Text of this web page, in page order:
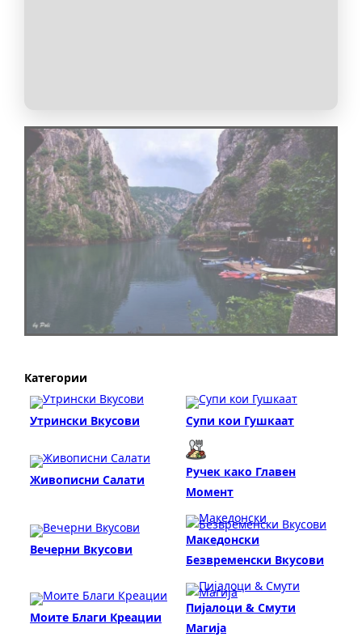
Категории
Утрински Вкусови Супи кои Гушкаат
Живописни Салати
Ручек како Главен
Момент
Вечерни Вкусови
Македонски
Безвременски Вкусови
Моите Благи Креации
Пијалоци & Смути
Магија